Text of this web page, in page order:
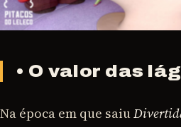
• O valor das
Na época em que saiu